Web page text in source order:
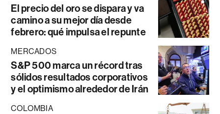
El precio del oro se dispara y va
camino a su mejor día desde
febrero: qué impulsa el repunte
MERCADOS
S&P 500 marca un récord tras
sólidos resultados corporativos
y el optimismo alrededor de Irán
COLOMBIA